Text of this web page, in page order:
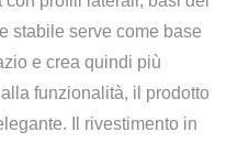
stabile serve come base
e crea quindi più
funzionalità, il prodotto
Il rivestimento in